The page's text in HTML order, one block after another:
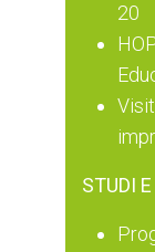
20
STUDI